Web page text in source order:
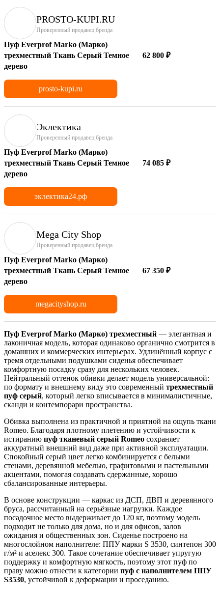
PROSTO-KUPI.RU
Проверенный продавец бренда
Пуф Everprof Marko (Марко)
трехместный Ткань Серый Темное
дерево
62 800 ₽
prosto-kupi.ru
Эклектика
Проверенный продавец бренда
Пуф Everprof Marko (Марко)
трехместный Ткань Серый Темное
дерево
74 085 ₽
эклектика24.рф
Mega City Shop
Проверенный продавец бренда
Пуф Everprof Marko (Марко)
трехместный Ткань Серый Темное
дерево
67 350 ₽
megacityshop.ru
Пуф Everprof Marko (Марко) трехместный — элегантная и
лаконичная модель, которая одинаково органично смотрится в
домашних и коммерческих интерьерах. Удлинённый корпус с
тремя отдельными подушками сиденья обеспечивает
комфортную посадку сразу для нескольких человек.
Нейтральный оттенок обивки делает модель универсальной:
по формату и внешнему виду это современный трехместный
пуф серый, который легко вписывается в минималистичные,
сканди и контемпорари пространства.
Обивка выполнена из практичной и приятной на ощупь ткани
Romeo. Благодаря плотному плетению и устойчивости к
истиранию пуф тканевый серый Romeo сохраняет
аккуратный внешний вид даже при активной эксплуатации.
Спокойный серый цвет легко комбинируется с белыми
стенами, деревянной мебелью, графитовыми и пастельными
акцентами, помогая создавать сдержанные, хорошо
сбалансированные интерьеры.
В основе конструкции — каркас из ДСП, ДВП и деревянного
бруса, рассчитанный на серьёзные нагрузки. Каждое
посадочное место выдерживает до 120 кг, поэтому модель
подходит не только для дома, но и для офисов, залов
ожидания и общественных зон. Сиденье построено на
многослойном наполнителе: ППУ марки S 3530, синтепон 300
г/м² и аселекс 300. Такое сочетание обеспечивает упругую
поддержку и комфортную мягкость, поэтому этот пуф по
праву можно отнести к категории пуф с наполнителем ППУ
S3530, устойчивой к деформации и проседанию.